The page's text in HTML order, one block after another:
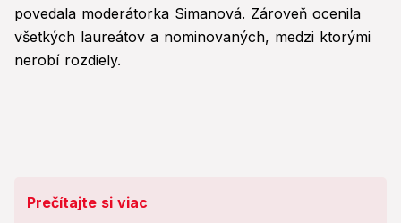
povedala moderátorka Simanová. Zároveň ocenila
všetkých laureátov a nominovaných, medzi ktorými
nerobí rozdiely.
Prečítajte si viac